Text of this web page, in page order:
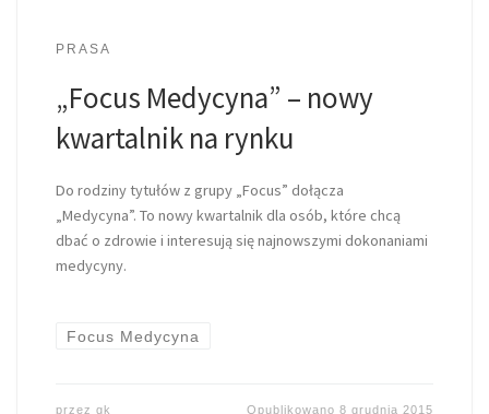
PRASA
„Focus Medycyna” – nowy
kwartalnik na rynku
Do rodziny tytułów z grupy „Focus” dołącza
„Medycyna”. To nowy kwartalnik dla osób, które chcą
dbać o zdrowie i interesują się najnowszymi dokonaniami
medycyny.
Focus Medycyna
przez gk Opublikowano8 grudnia 2015